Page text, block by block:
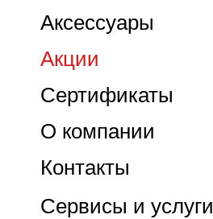
Контакты
О компании
Сертификаты
Акции
Аксессуары
Сервисы и услуги